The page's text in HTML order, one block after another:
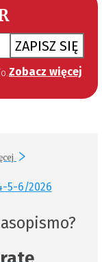
ZAPISZ SIĘ
Zobacz więcej